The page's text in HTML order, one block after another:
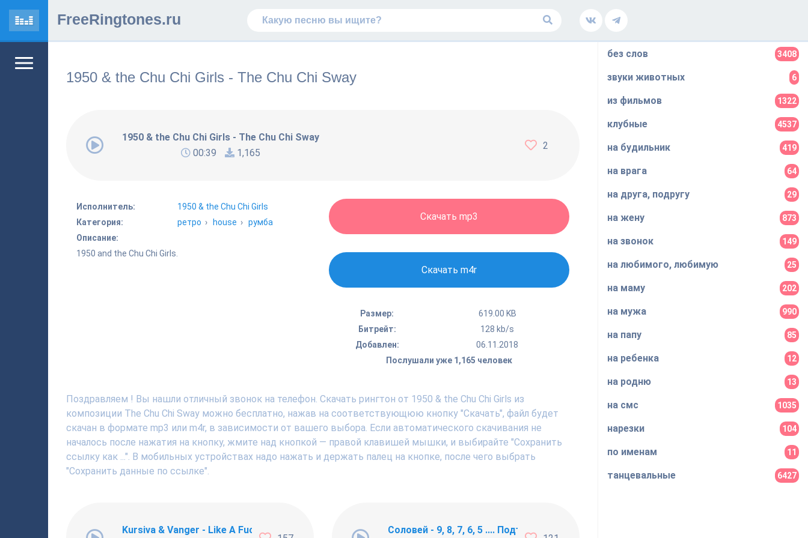
FreeRingtones.ru
1950 & the Chu Chi Girls - The Chu Chi Sway
1950 & the Chu Chi Girls - The Chu Chi Sway
00:39
1,165
2
Исполнитель:
1950 & the Chu Chi Girls
Категория:
ретро › house › румба
Описание:
1950 and the Chu Chi Girls.
Скачать mp3
Скачать m4r
Размер:
619.00 KB
Битрейт:
128 kb/s
Добавлен:
06.11.2018
Послушали уже 1,165 человек
Поздравляем ! Вы нашли отличный звонок на телефон. Скачать рингтон от 1950 & the Chu Chi Girls из
композиции The Chu Chi Sway можно бесплатно, нажав на соответствующюю кнопку "Скачать", файл будет
скачан в формате mp3 или m4r, в зависимости от вашего выбора. Если автоматического скачивания не
началось после нажатия на кнопку, жмите над кнопкой — правой клавишей мышки, и выбирайте "Сохранить
ссылку как ...". В мобильных устройствах надо нажать и держать палец на кнопке, после чего выбрать
"Сохранить данные по ссылке".
Kursiva & Vanger - Like A Fucking Newbie Соловей - 9, 8, 7, 6, 5 .... Подъём !!!
без слов 3408
звуки животных 6
из фильмов 1322
клубные 4537
на будильник 419
на врага 64
на друга, подругу 29
на жену 873
на звонок 149
на любимого, любимую 25
на маму 202
на мужа 990
на папу 85
на ребенка 12
на родню 13
на смс 1035
нарезки 104
по именам 11
танцевальные 6427